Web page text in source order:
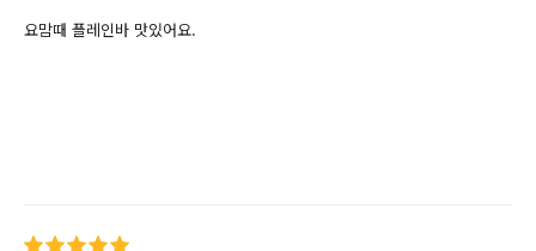
요맘때 플레인바 맛있어요.